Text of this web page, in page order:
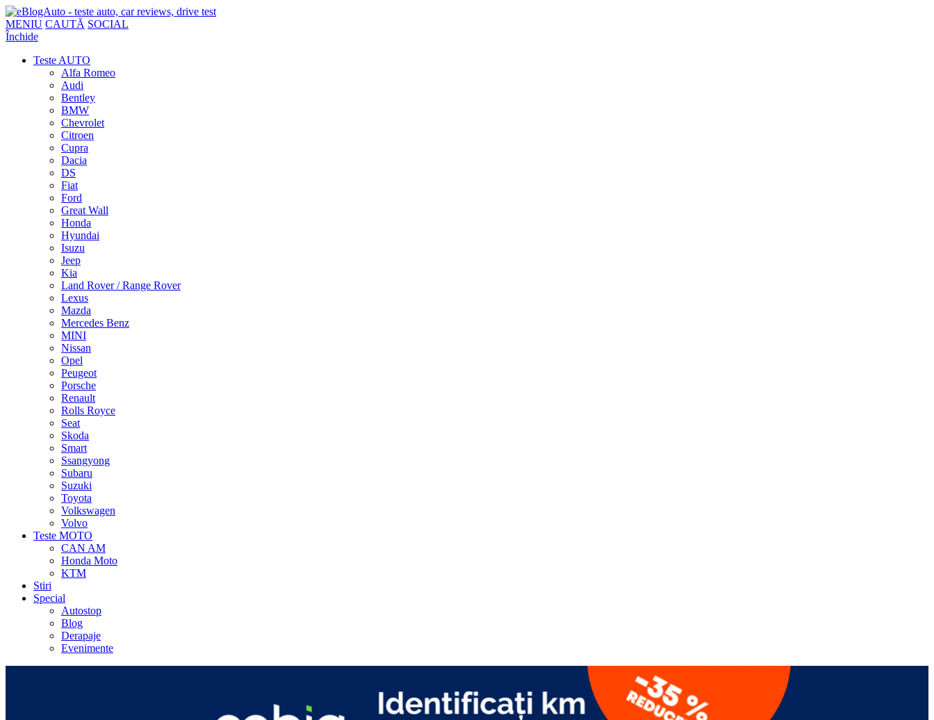
MENIU CAUTĂ SOCIAL
Închide
Teste AUTO
Alfa Romeo
Audi
Bentley
BMW
Chevrolet
Citroen
Cupra
Dacia
DS
Fiat
Ford
Great Wall
Honda
Hyundai
Isuzu
Jeep
Kia
Land Rover / Range Rover
Lexus
Mazda
Mercedes Benz
MINI
Nissan
Opel
Peugeot
Porsche
Renault
Rolls Royce
Seat
Skoda
Smart
Ssangyong
Subaru
Suzuki
Toyota
Volkswagen
Volvo
Teste MOTO
CAN AM
Honda Moto
KTM
Stiri
Special
Autostop
Blog
Derapaje
Evenimente